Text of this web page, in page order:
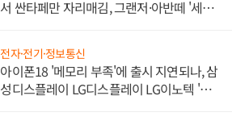
서 싼타페만 자리매김, 그랜저·아반떼 '세단
전자·전기·정보통신
아이폰18 '메모리 부족'에 출시 지연되나, 삼
성디스플레이 LG디스플레이 LG이노텍 '탈